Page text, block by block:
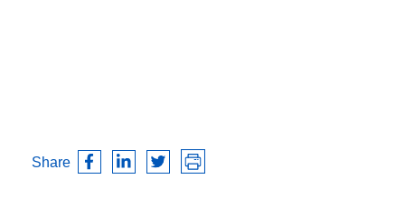
Share